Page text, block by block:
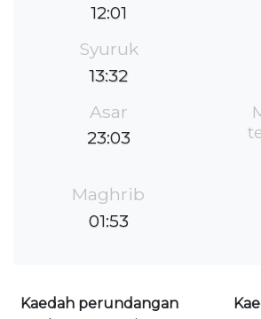
12:01
Syuruk
13:32
Asar
23:03
Maghrib
01:53
Kaedah perundangan